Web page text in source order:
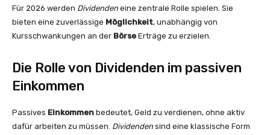
Für 2026 werden Dividenden eine zentrale Rolle spielen. Sie
bieten eine zuverlässige Möglichkeit, unabhängig von
Kursschwankungen an der Börse Erträge zu erzielen.
Die Rolle von Dividenden im passiven
Einkommen
Passives Einkommen bedeutet, Geld zu verdienen, ohne aktiv
dafür arbeiten zu müssen. Dividenden sind eine klassische Form